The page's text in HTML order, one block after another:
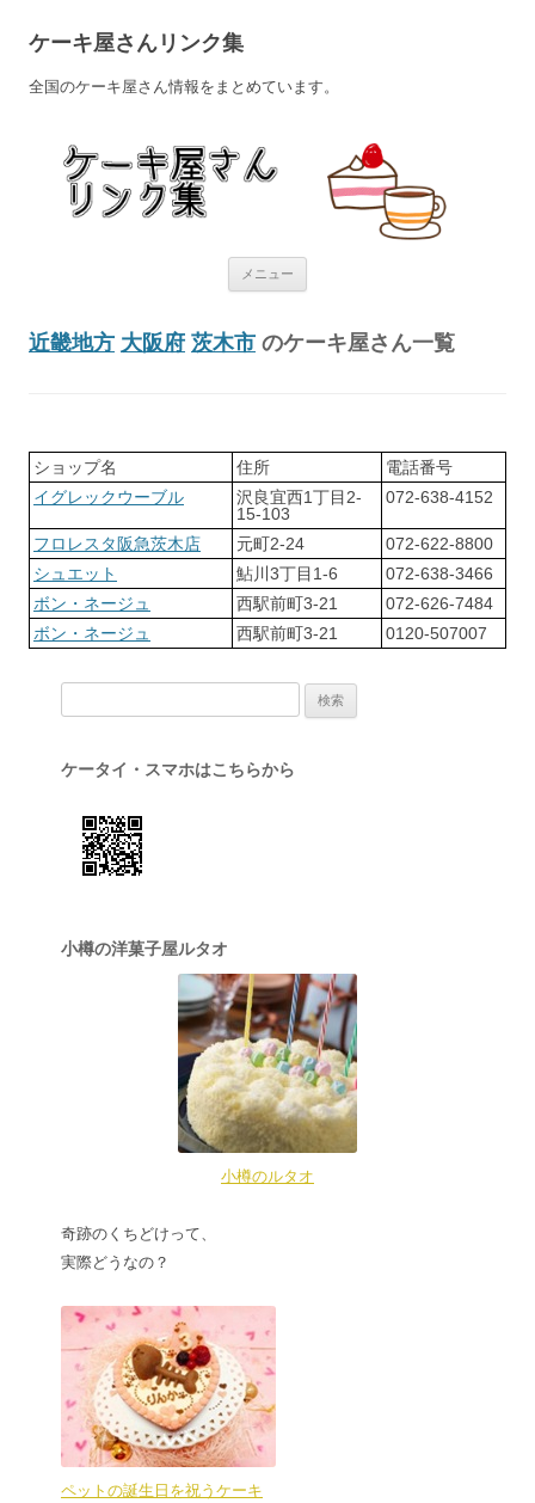
ケーキ屋さんリンク集
全国のケーキ屋さん情報をまとめています。
メニュー
近畿地方 大阪府 茨木市 のケーキ屋さん一覧
ショップ名 住所
電話番号
イグレックウーブル
沢良宜西1丁目2-
15-103
072-638-4152
フロレスタ阪急茨木店 元町2-24
072-622-8800
シュエット
鮎川3丁目1-6
072-638-3466
ボン・ネージュ
西駅前町3-21
072-626-7484
ボン・ネージュ
西駅前町3-21 0120-507007
ケータイ・スマホはこちらから
小樽の洋菓子屋ルタオ
小樽のルタオ
奇跡のくちどけって、
実際どうなの？
ペットの誕生日を祝うケーキ